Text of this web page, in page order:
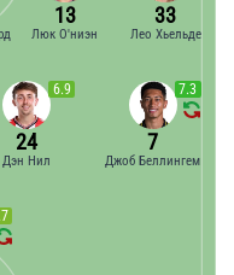
33
Лео Хьельде
13
Люк О'ниэн
7.3
7
Джоб Беллингем
6.9
24
Дэн Нил